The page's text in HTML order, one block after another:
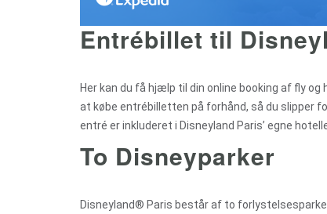
Entrébillet til
Her kan du få hjælp til din online booking af fly
at købe entrébilletten på forhånd, så du slipper
entré er inkluderet i Disneyland Paris’ egne
To Disneyparker
Disneyland® Paris består af to